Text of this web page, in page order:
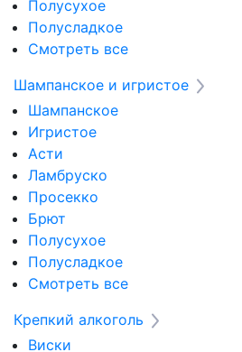
Полусухое
Полусладкое
Смотреть все
Шампанское и игристое
Шампанское
Игристое
Асти
Ламбруско
Просекко
Брют
Полусухое
Полусладкое
Смотреть все
Крепкий алкоголь
Виски